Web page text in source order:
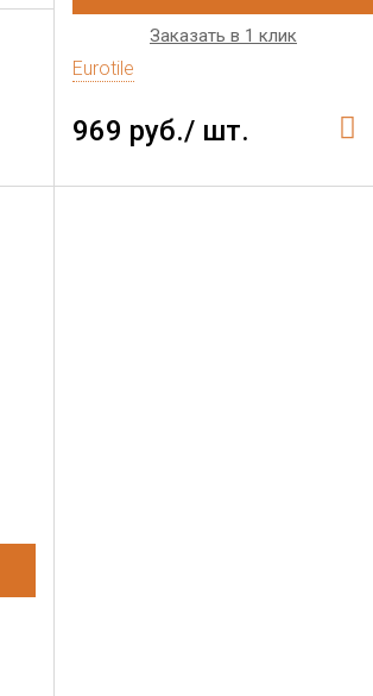
Заказать в 1 клик
Eurotile
969 руб./ шт.